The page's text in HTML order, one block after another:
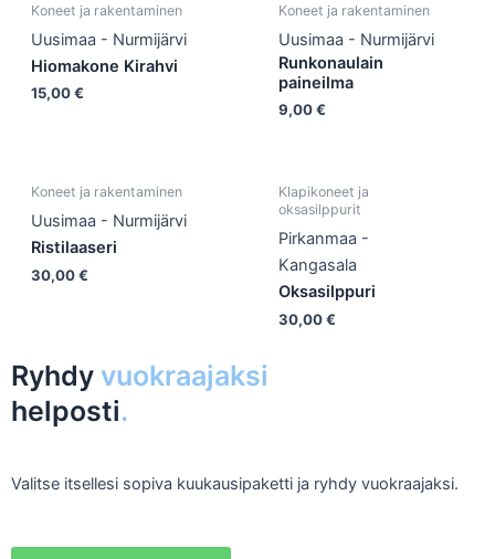
Koneet ja rakentaminen
Uusimaa - Nurmijärvi
Hiomakone Kirahvi
15,00€
Koneet ja rakentaminen
Uusimaa - Nurmijärvi
Runkonaulain
paineilma
9,00€
Koneet ja rakentaminen
Uusimaa - Nurmijärvi
Ristilaaseri
30,00€
Klapikoneet ja
oksasilppurit
Pirkanmaa -
Kangasala
Oksasilppuri
30,00€
Ryhdy vuokraajaksi
helposti.
Valitse itsellesi sopiva kuukausipaketti ja ryhdy vuokraajaksi.